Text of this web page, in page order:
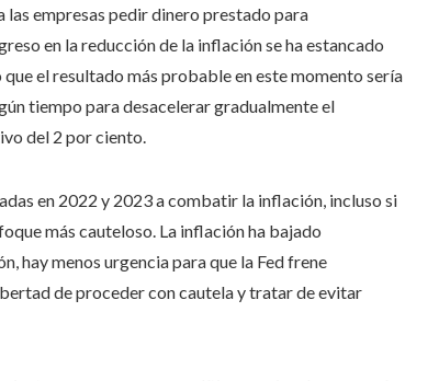
las empresas pedir dinero prestado para
en la reducción de la inflación se ha estancado
el resultado más probable en este momento sería
tiempo para desacelerar gradualmente el
del 2 por ciento.
en 2022 y 2023 a combatir la inflación, incluso si
más cauteloso. La inflación ha bajado
hay menos urgencia para que la Fed frene
de proceder con cautela y tratar de evitar